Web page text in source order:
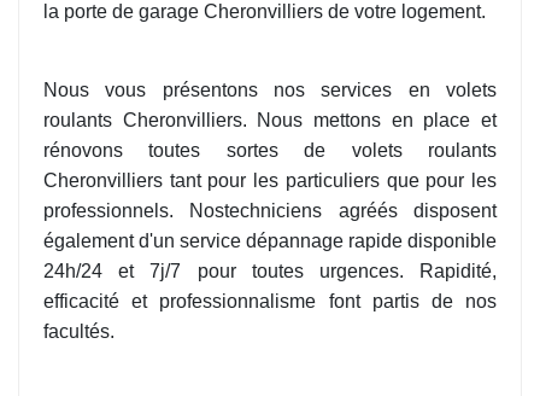
la porte de garage Cheronvilliers de votre logement.
Nous vous présentons nos services en volets
roulants Cheronvilliers. Nous mettons en place et
rénovons toutes sortes de volets roulants
Cheronvilliers tant pour les particuliers que pour les
professionnels. Nostechniciens agréés disposent
également d'un service dépannage rapide disponible
24h/24 et 7j/7 pour toutes urgences. Rapidité,
efficacité et professionnalisme font partis de nos
facultés.